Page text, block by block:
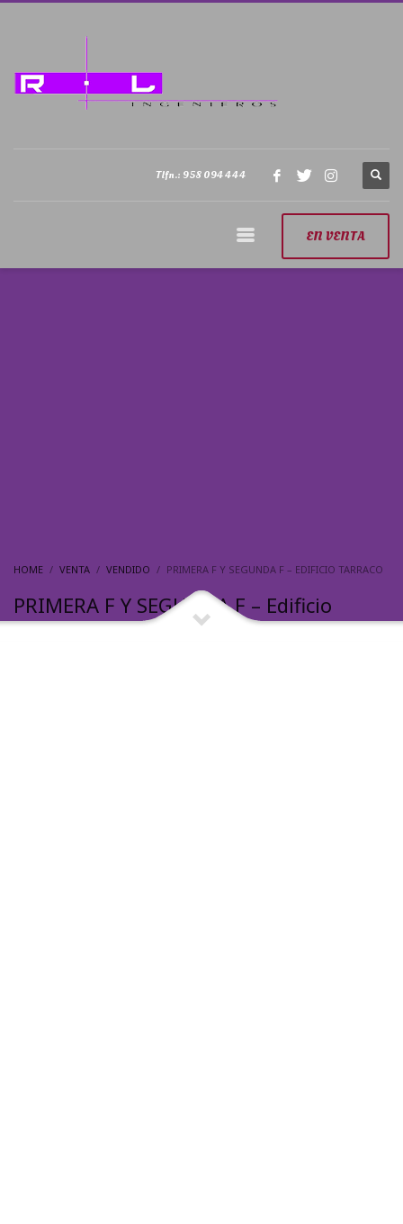
Tlfn.: 958 094 444
EN VENTA
HOME VENTA VENDIDO PRIMERA F Y SEGUNDA F – EDIFICIO TARRACO
PRIMERA F Y SEGUNDA F – Edificio
Tarraco